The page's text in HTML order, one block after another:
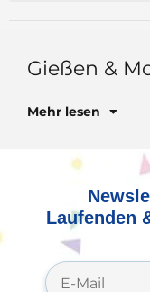
Mehr lesen
Laufenden